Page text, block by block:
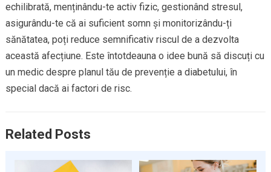
echilibrată, menținându-te activ fizic, gestionând stresul,
asigurându-te că ai suficient somn și monitorizându-ți
sănătatea, poți reduce semnificativ riscul de a dezvolta
această afecțiune. Este întotdeauna o idee bună să discuți cu
un medic despre planul tău de prevenție a diabetului, în
special dacă ai factori de risc.
Related Posts